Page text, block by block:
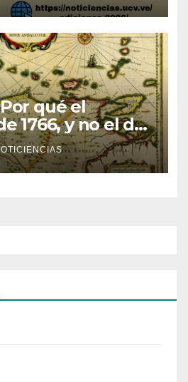
qué el
1766, y no el de
para la